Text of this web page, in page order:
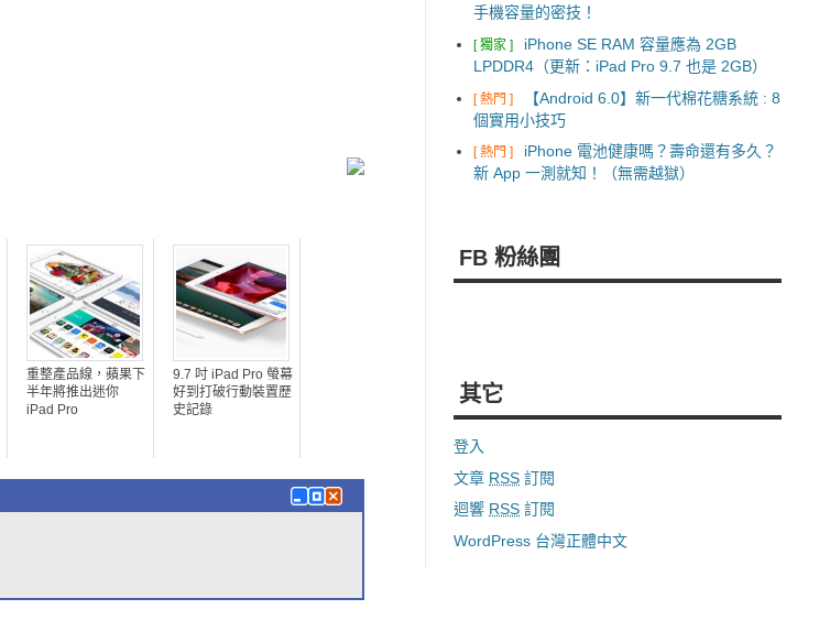
重整產品線，蘋果下
半年將推出迷你
iPad Pro
9.7 吋 iPad Pro 螢幕
好到打破行動裝置歷
史記錄
手機容量的密技！
[ 獨家 ]
iPhone SE RAM 容量應為 2GB
LPDDR4（更新：iPad Pro 9.7 也是 2GB）
[ 熱門 ]
【Android 6.0】新一代棉花糖系統 : 8
個實用小技巧
[ 熱門 ]
iPhone 電池健康嗎？壽命還有多久？
新 App 一測就知！（無需越獄）
FB 粉絲團
其它
登入
文章 RSS 訂閱
迴響 RSS 訂閱
WordPress 台灣正體中文